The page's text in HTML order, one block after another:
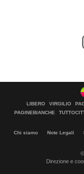
LIBERO VIRGILIO
PAGINEBIANCHE
Chi siamo Note Legali
Direzione e